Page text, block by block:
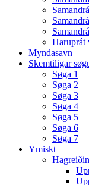
Haruprát
Myndasavn
Skemtiligar
Søga 1
Søga 2
Søga 3
Søga 4
Søga 5
Søga 6
Søga 7
Ymiskt